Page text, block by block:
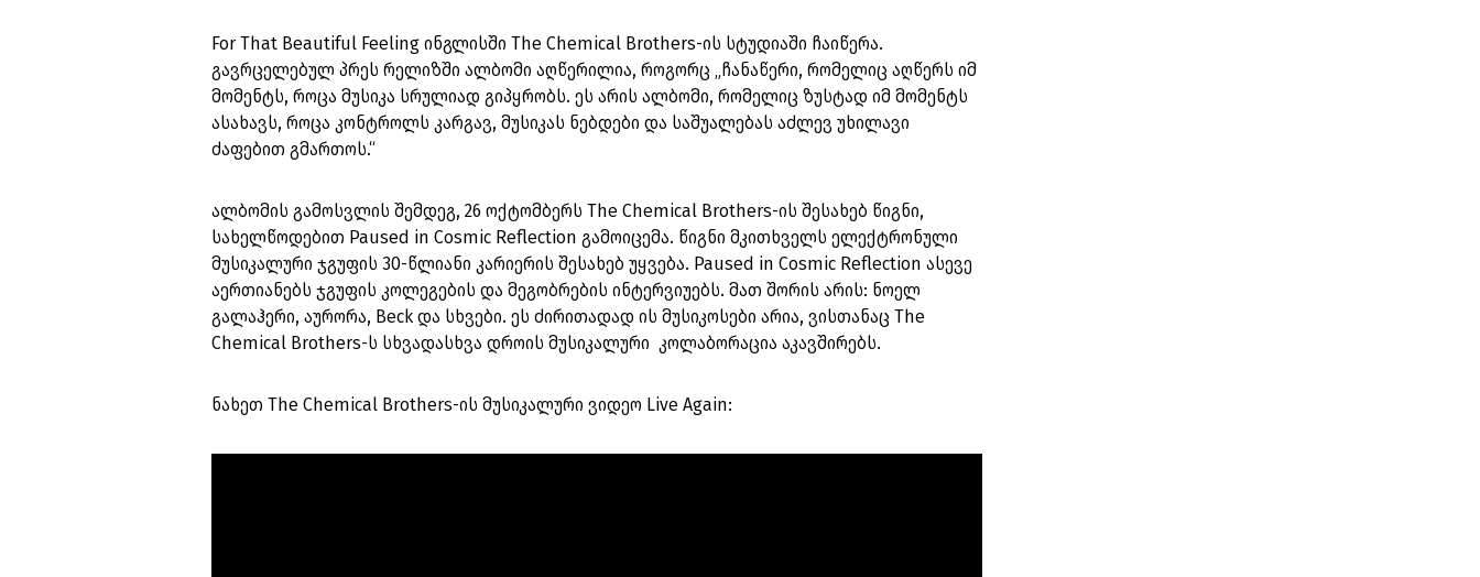
For That Beautiful Feeling ინგლისში The Chemical Brothers-ის სტუდიაში ჩაიწერა.
გავრცელებულ პრეს რელიზში ალბომი აღწერილია, როგორც „ჩანაწერი, რომელიც აღწერს იმ
მომენტს, როცა მუსიკა სრულიად გიპყრობს. ეს არის ალბომი, რომელიც ზუსტად იმ მომენტს
ასახავს, როცა კონტროლს კარგავ, მუსიკას ნებდები და საშუალებას აძლევ უხილავი
ძაფებით გმართოს.“
ალბომის გამოსვლის შემდეგ, 26 ოქტომბერს The Chemical Brothers-ის შესახებ წიგნი,
სახელწოდებით Paused in Cosmic Reflection გამოიცემა. წიგნი მკითხველს ელექტრონული
მუსიკალური ჯგუფის 30-წლიანი კარიერის შესახებ უყვება. Paused in Cosmic Reflection ასევე
აერთიანებს ჯგუფის კოლეგების და მეგობრების ინტერვიუებს. მათ შორის არის: ნოელ
გალაჰერი, აურორა, Beck და სხვები. ეს ძირითადად ის მუსიკოსები არია, ვისთანაც The
Chemical Brothers-ს სხვადასხვა დროის მუსიკალური კოლაბორაცია აკავშირებს.
ნახეთ The Chemical Brothers-ის მუსიკალური ვიდეო Live Again: